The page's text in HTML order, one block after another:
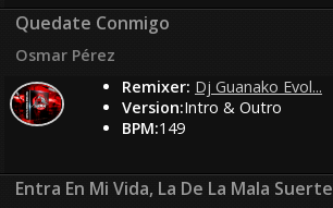
Quedate Conmigo
Osmar Pérez
Remixer: Dj Guanako Evol...
Version:Intro & Outro
BPM:149
Entra En Mi Vida, La De La Mala Suerte